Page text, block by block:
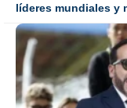
líderes mundiales y